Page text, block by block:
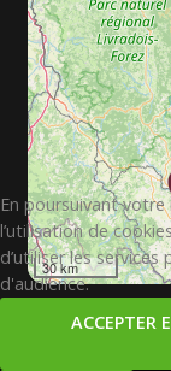
30 km
En poursuivant
l’utilisation de
d’utiliser les
d'audience.
ACCEPTER